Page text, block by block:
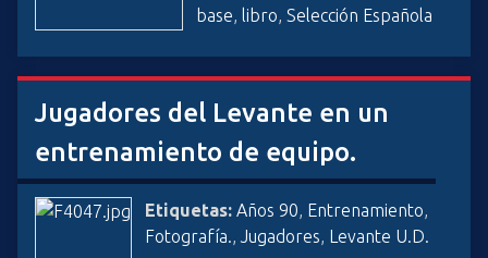
base, libro, Selección Española
Jugadores del Levante en un
entrenamiento de equipo.
Etiquetas: Años 90, Entrenamiento,
Fotografía., Jugadores, Levante U.D.